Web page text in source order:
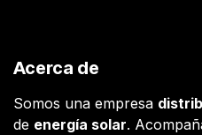
Acerca de
Somos una empresa
de energía solar.